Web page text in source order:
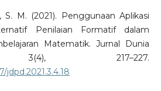
S. M. (2021). Penggunaan Aplikasi
Penilaian Formatif dalam
Matematik. Jurnal Dunia
3(4), 217–227.
jdpd.2021.3.4.18